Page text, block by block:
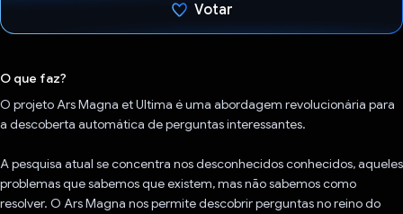
Votar
O que faz?
O projeto Ars Magna et Ultima é uma abordagem revolucionária para
a descoberta automática de perguntas interessantes.
A pesquisa atual se concentra nos desconhecidos conhecidos, aqueles
problemas que sabemos que existem, mas não sabemos como
resolver. O Ars Magna nos permite descobrir perguntas no reino do